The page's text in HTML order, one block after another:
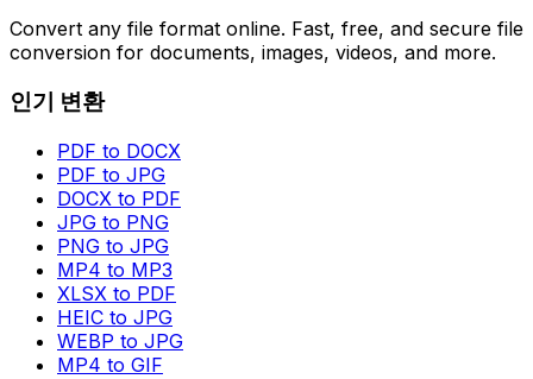
Convert any file format online. Fast, free, and secure file
conversion for documents, images, videos, and more.
인기 변환
PDF to DOCX
PDF to JPG
DOCX to PDF
JPG to PNG
PNG to JPG
MP4 to MP3
XLSX to PDF
HEIC to JPG
WEBP to JPG
MP4 to GIF